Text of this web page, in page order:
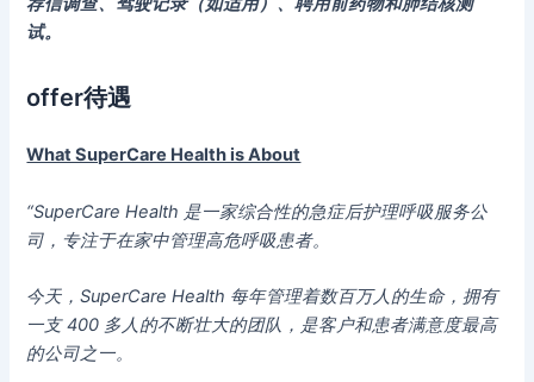
试。
offer待遇
What SuperCare Health is About
“SuperCare Health 是一家综合性的急症后护理呼吸服务公
司，专注于在家中管理高危呼吸患者。
今天，SuperCare Health 每年管理着数百万人的生命，拥有
一支 400 多人的不断壮大的团队，是客户和患者满意度最高
的公司之一。